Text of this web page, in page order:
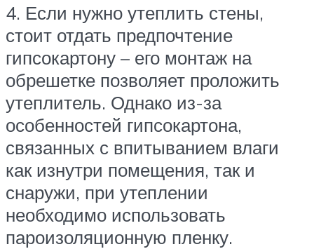
4. Если нужно утеплить стены,
стоит отдать предпочтение
гипсокартону – его монтаж на
обрешетке позволяет проложить
утеплитель. Однако из-за
особенностей гипсокартона,
связанных с впитыванием влаги
как изнутри помещения, так и
снаружи, при утеплении
необходимо использовать
пароизоляционную пленку.